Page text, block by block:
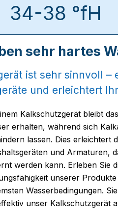
34-38 °fH
sehr hartes
ist sehr sinnvoll –
und erleichtert
Kalkschutzgerät bleibt
erhalten, während sich
lassen. Dies erleichtert
und Armaturen,
werden kann. Erleben Sie
unserer
Wasserbedingungen.
unser Kalkschutzgerät